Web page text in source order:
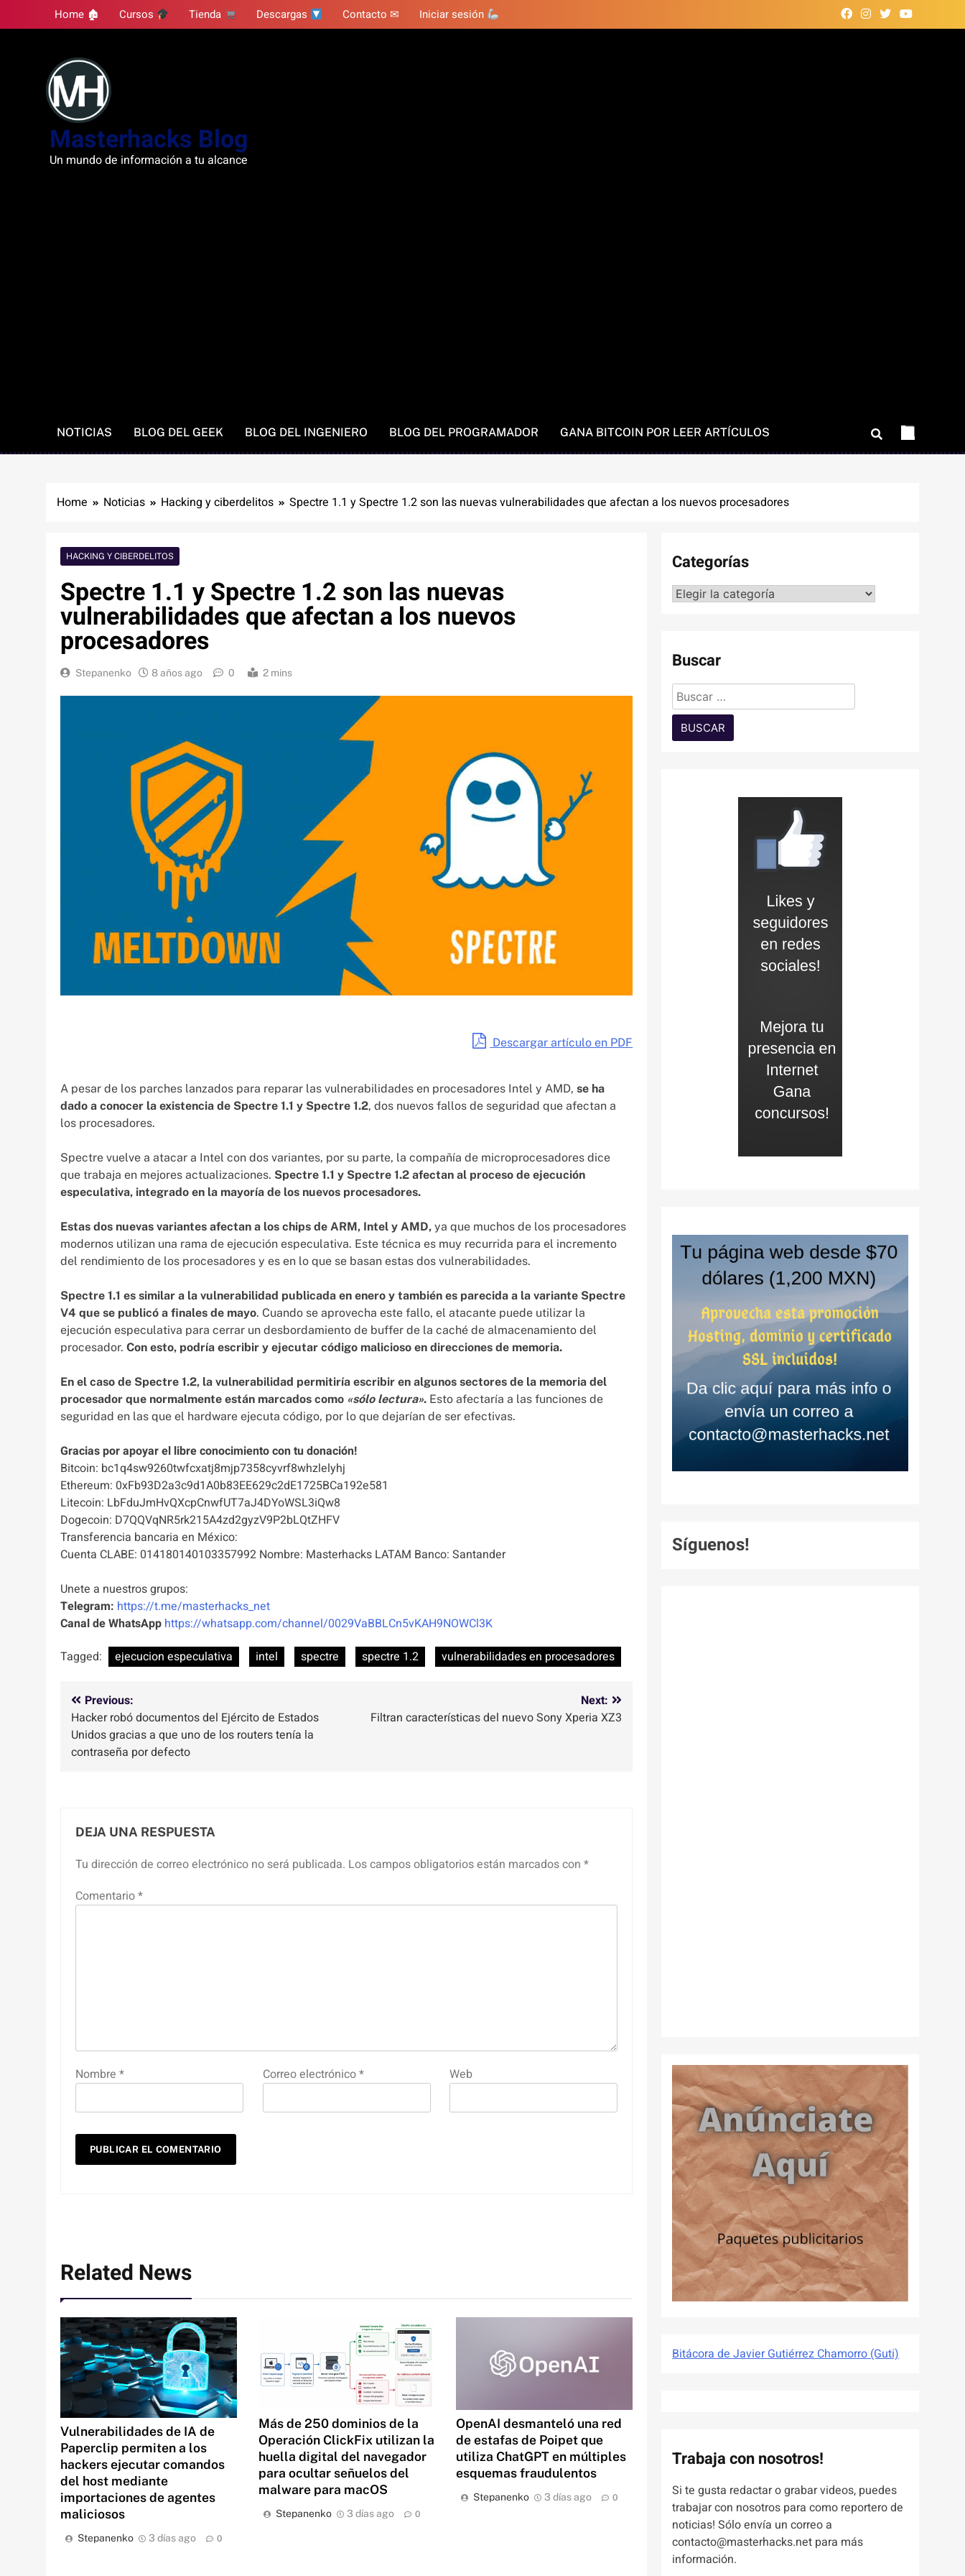
to
Home 🏚 Cursos Tienda Descargas Contacto ✉ Iniciar sesión
Masterhacks Blog
Un mundo de información a tu alcance
NOTICIAS BLOG DEL GEEK BLOG DEL INGENIERO BLOG DEL PROGRAMADOR GANA BITCOIN POR LEER ARTÍCULOS
Home Noticias Hacking y ciberdelitos Spectre 1.1 y Spectre 1.2 son las nuevas vulnerabilidades que afectan a los nuevos procesadores
HACKING Y CIBERDELITOS
Spectre 1.1 y Spectre 1.2 son las nuevas
vulnerabilidades que afectan a los nuevos
procesadores
Stepanenko 8 años ago 0 2 mins
Descargar artículo en PDF
A pesar de los parches lanzados para reparar las vulnerabilidades en procesadores Intel y AMD, se ha
dado a conocer la existencia de Spectre 1.1 y Spectre 1.2, dos nuevos fallos de seguridad que afectan a
los procesadores.
Spectre vuelve a atacar a Intel con dos variantes, por su parte, la compañía de microprocesadores dice
que trabaja en mejores actualizaciones. Spectre 1.1 y Spectre 1.2 afectan al proceso de ejecución
especulativa, integrado en la mayoría de los nuevos procesadores.
Estas dos nuevas variantes afectan a los chips de ARM, Intel y AMD, ya que muchos de los procesadores
modernos utilizan una rama de ejecución especulativa. Este técnica es muy recurrida para el incremento
del rendimiento de los procesadores y es en lo que se basan estas dos vulnerabilidades.
Spectre 1.1 es similar a la vulnerabilidad publicada en enero y también es parecida a la variante Spectre
V4 que se publicó a finales de mayo. Cuando se aprovecha este fallo, el atacante puede utilizar la
ejecución especulativa para cerrar un desbordamiento de buffer de la caché de almacenamiento del
procesador. Con esto, podría escribir y ejecutar código malicioso en direcciones de memoria.
En el caso de Spectre 1.2, la vulnerabilidad permitiría escribir en algunos sectores de la memoria del
procesador que normalmente están marcados como «sólo lectura». Esto afectaría a las funciones de
seguridad en las que el hardware ejecuta código, por lo que dejarían de ser efectivas.
Gracias por apoyar el libre conocimiento con tu donación!
Bitcoin: bc1q4sw9260twfcxatj8mjp7358cyvrf8whzlelyhj
Ethereum: 0xFb93D2a3c9d1A0b83EE629c2dE1725BCa192e581
Litecoin: LbFduJmHvQXcpCnwfUT7aJ4DYoWSL3iQw8
Dogecoin: D7QQVqNR5rk215A4zd2gyzV9P2bLQtZHFV
Transferencia bancaria en México:
Cuenta CLABE: 014180140103357992 Nombre: Masterhacks LATAM Banco: Santander
Unete a nuestros grupos:
Telegram: https://t.me/masterhacks_net
Canal de WhatsApp https://whatsapp.com/channel/0029VaBBLCn5vKAH9NOWCl3K
Tagged:
ejecucion especulativa intel spectre spectre 1.2 vulnerabilidades en procesadores
Navegación
de
entradas
Previous:
Hacker robó documentos del Ejército de Estados
Unidos gracias a que uno de los routers tenía la
contraseña por defecto
Next:
Filtran características del nuevo Sony Xperia XZ3
DEJA UNA RESPUESTA
Tu dirección de correo electrónico no será publicada. Los campos obligatorios están marcados con *
Comentario*
Nombre * Correo electrónico* Web
Related News
Vulnerabilidades de IA de
Paperclip permiten a los
hackers ejecutar comandos
del host mediante
importaciones de agentes
maliciosos
Stepanenko 3 días ago 0
Más de 250 dominios de la
Operación ClickFix utilizan la
huella digital del navegador
para ocultar señuelos del
malware para macOS
Stepanenko 3 días ago 0
OpenAI desmanteló una red
de estafas de Poipet que
utiliza ChatGPT en múltiples
esquemas fraudulentos
Stepanenko 3 días ago 0
Categorías
Categorías
Buscar
Buscar:
Síguenos!
Bitácora de Javier Gutiérrez Chamorro (Guti)
Trabaja con nosotros!
Si te gusta redactar o grabar videos, puedes
trabajar con nosotros para como reportero de
noticias! Sólo envía un correo a
contacto@masterhacks.net para más
información.